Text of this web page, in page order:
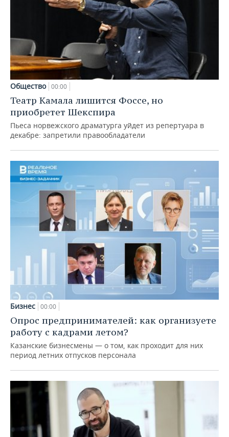
Общество 00:00
Театр Камала лишится Фоссе, но
приобретет Шекспира
Пьеса норвежского драматурга уйдет из репертуара в
декабре: запретили правообладатели
Бизнес 00:00
Опрос предпринимателей: как организуете
работу с кадрами летом?
Казанские бизнесмены — о том, как проходит для них
период летних отпусков персонала